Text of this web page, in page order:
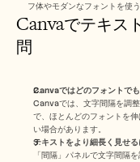
フ体やモダンなフォントを使
Canvaでテキス
問
Canvaではどのフォントで
Canvaでは、文字間隔を調
で、ほとんどのフォントを
い場合があります。
テキストをより細長く見せ
「間隔」パネルで文字間隔